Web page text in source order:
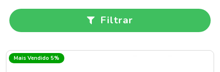
Filtrar
Mais Vendido 5%